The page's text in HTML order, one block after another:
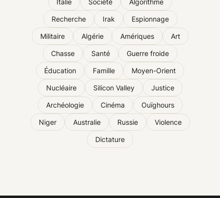
Recherche Irak Espionnage
Militaire Algérie Amériques Art
Chasse Santé Guerre froide
Éducation Famille Moyen-Orient
Nucléaire Silicon Valley Justice
Archéologie Cinéma Ouïghours
Niger Australie Russie Violence
Dictature